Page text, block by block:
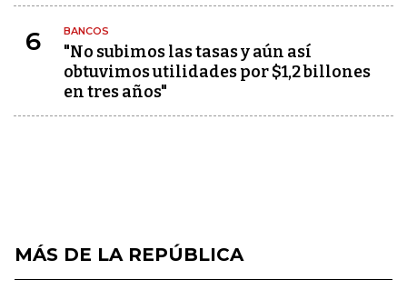
6 BANCOS
"No subimos las tasas y aún así
obtuvimos utilidades por $1,2 billones
en tres años"
MÁS DE LA REPÚBLICA